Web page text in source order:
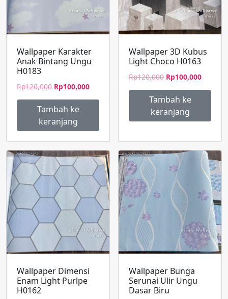
Wallpaper Karakter
Anak Bintang Ungu
H0183
Rp120,000 Harga
adalah:
Rp120,000.
Rp100,000Harga
Tambah ke
keranjang
Wallpaper 3D Kubus
Light Choco H0163
Rp120,000 Harga
adalah:
Rp120,000.
Rp100,000Harga
Tambah ke
keranjang
Wallpaper Dimensi
Enam Light Purlpe
H0162
Wallpaper Bunga
Serunai Ulir Ungu
Dasar Biru